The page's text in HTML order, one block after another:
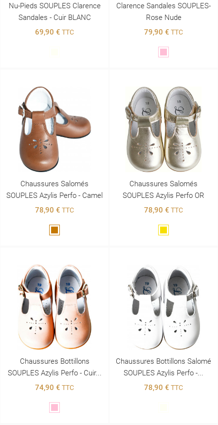
Nu-Pieds SOUPLES Clarence
Sandales - Cuir BLANC
69,90 € TTC
Clarence Sandales SOUPLES-
Rose Nude
79,90 € TTC
Chaussures Salomés
SOUPLES Azylis Perfo - Camel
78,90 € TTC
Chaussures Salomés
SOUPLES Azylis Perfo OR
78,90 € TTC
Chaussures Bottillons
SOUPLES Azylis Perfo - Cuir...
74,90 € TTC
Chaussures Bottillons Salomé
SOUPLES Azylis Perfo -...
78,90 € TTC